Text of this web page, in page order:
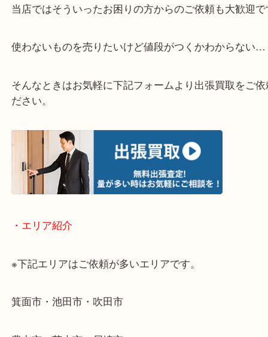
・どんなご相談もお気軽にお問い合わせください
終活・遺品整理・生前整理・断捨離・引っ越し
物を整理するケースは年々増加傾向です。
当店ではそういったお困りの方からのご依頼も大歓
使わないものを売りたいけど値段がつくかわから
そんなときはお気軽に下記フォームより出張買取を